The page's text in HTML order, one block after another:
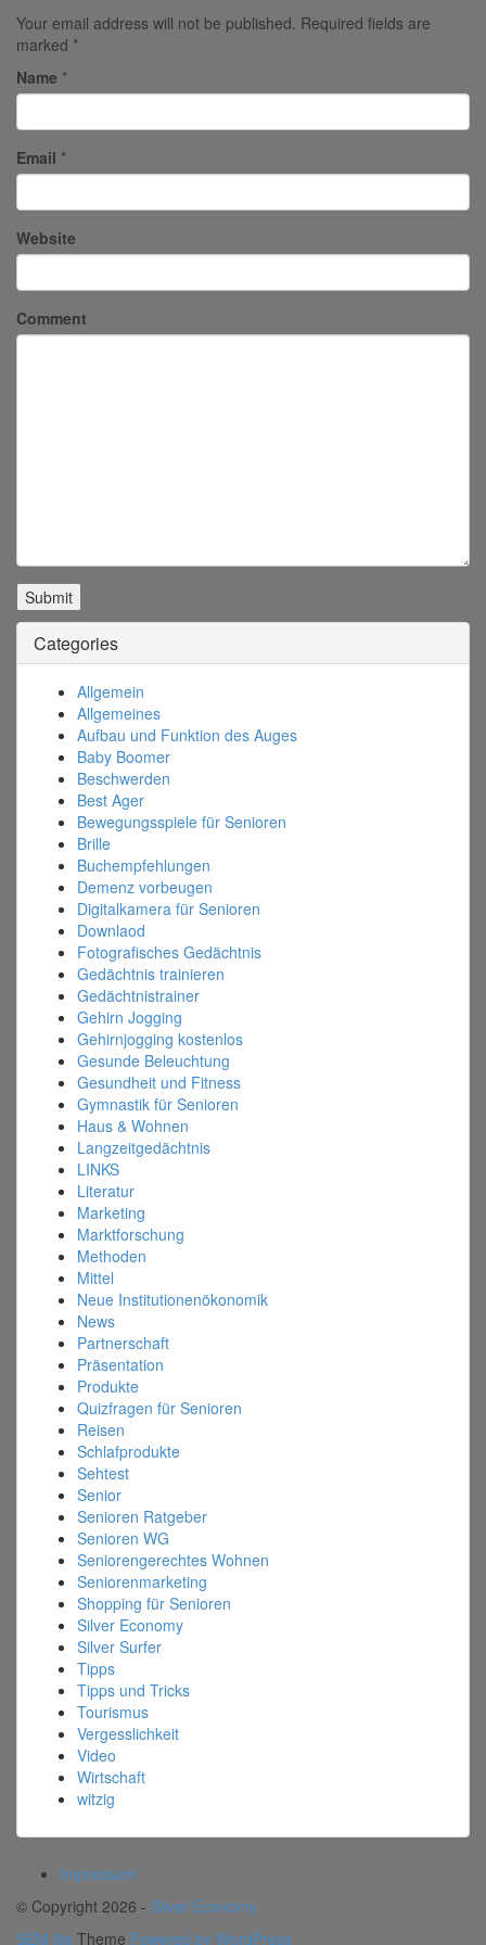
Your email address will not be published. Required fields are
marked *
Name *
Email *
Website
Comment
Categories
Allgemein
Allgemeines
Aufbau und Funktion des Auges
Baby Boomer
Beschwerden
Best Ager
Bewegungsspiele für Senioren
Brille
Buchempfehlungen
Demenz vorbeugen
Digitalkamera für Senioren
Downlaod
Fotografisches Gedächtnis
Gedächtnis trainieren
Gedächtnistrainer
Gehirn Jogging
Gehirnjogging kostenlos
Gesunde Beleuchtung
Gesundheit und Fitness
Gymnastik für Senioren
Haus & Wohnen
Langzeitgedächtnis
LINKS
Literatur
Marketing
Marktforschung
Methoden
Mittel
Neue Institutionenökonomik
News
Partnerschaft
Präsentation
Produkte
Quizfragen für Senioren
Reisen
Schlafprodukte
Sehtest
Senior
Senioren Ratgeber
Senioren WG
Seniorengerechtes Wohnen
Seniorenmarketing
Shopping für Senioren
Silver Economy
Silver Surfer
Tipps
Tipps und Tricks
Tourismus
Vergesslichkeit
Video
Wirtschaft
witzig
Impressum
© Copyright 2026 - Silver Economy
SEM lite Theme Powered by WordPress